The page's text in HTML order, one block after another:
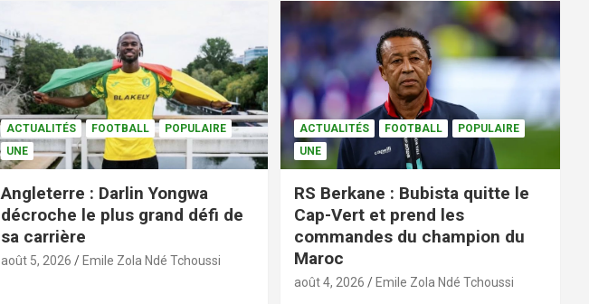
ACTUALITÉS FOOTBALL
POPULAIRE
UNE
Angleterre : Darlin Yongwa
décroche le plus grand défi de
sa carrière
août 5, 2026 Emile Zola Ndé Tchoussi
ACTUALITÉS FOOTBALL
POPULAIRE
UNE
RS Berkane : Bubista quitte le
Cap-Vert et prend les
commandes du champion du
Maroc
août 4, 2026 Emile Zola Ndé Tchoussi